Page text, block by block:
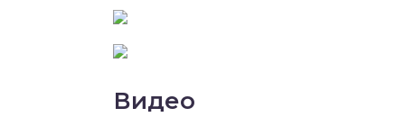
Видео